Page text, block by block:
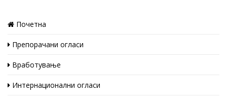
Почетна
Препорачани огласи
Вработување
Интернационални огласи